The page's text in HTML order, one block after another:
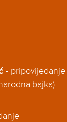
- pripovijedanje
bajka)